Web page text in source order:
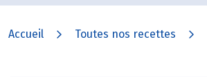
Accueil Toutes nos recettes